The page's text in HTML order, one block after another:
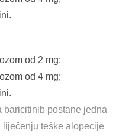
od 2 mg;
od 4 mg;
baricitinib postane jedna
teške alopecije